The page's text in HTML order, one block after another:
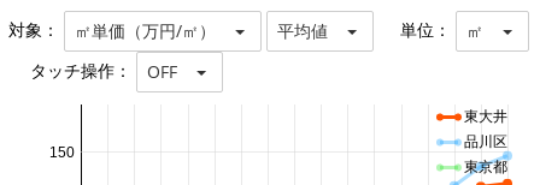
対象： ㎡単価（万円/㎡） 平均値 単位： ㎡
タッチ操作： OFF
150
東大井
品川区
東京都